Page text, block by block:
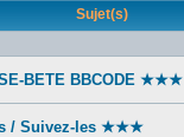
Sujet(s)
BETE BBCODE ★★★
/ Suivez-les ★★★